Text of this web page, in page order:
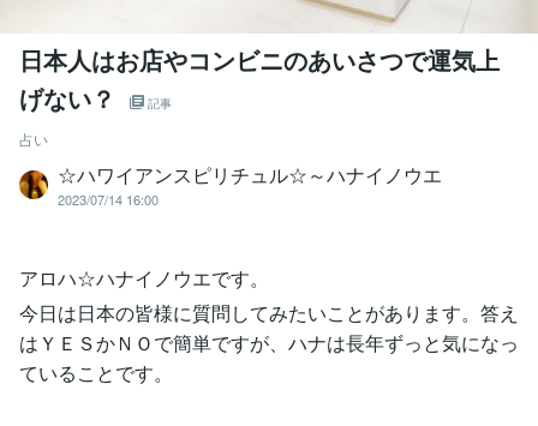
日本人はお店やコンビニのあいさつで運気上
げない？
記事
占い
☆ハワイアンスピリチュル☆～ハナイノウエ
2023/07/14 16:00
アロハ☆ハナイノウエです。
今日は日本の皆様に質問してみたいことがあります。答え
はＹＥＳかＮＯで簡単ですが、ハナは長年ずっと気になっ
ていることです。